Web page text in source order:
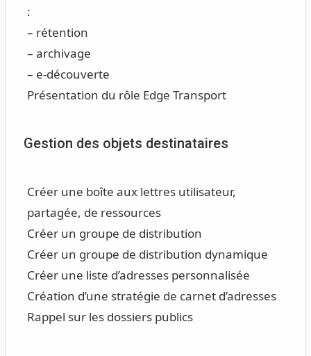
:
– rétention
– archivage
– e-découverte
Présentation du rôle Edge Transport
Gestion des objets destinataires
Créer une boîte aux lettres utilisateur,
partagée, de ressources
Créer un groupe de distribution
Créer un groupe de distribution dynamique
Créer une liste d’adresses personnalisée
Création d’une stratégie de carnet d’adresses
Rappel sur les dossiers publics